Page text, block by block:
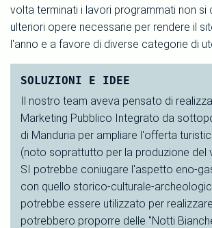
volta terminati i lavori programmati non si
ulteriori opere necessarie per rendere il
l'anno e a favore di diverse categorie di
SOLUZIONI E IDEE
Il nostro team aveva pensato di
Marketing Pubblico Integrato da
di Manduria per ampliare l'offerta
(noto soprattutto per la produzione del
SI potrebbe coniugare l'aspetto eno-
con quello storico-culturale-
potrebbe essere utilizzato per
potrebbero proporre delle "Notti